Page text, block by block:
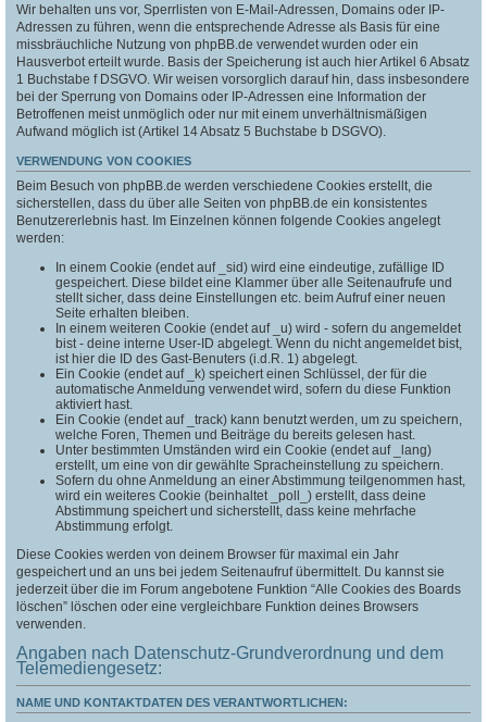
Wir behalten uns vor, Sperrlisten von E-Mail-Adressen, Domains oder IP-
Adressen zu führen, wenn die entsprechende Adresse als Basis für eine
missbräuchliche Nutzung von phpBB.de verwendet wurden oder ein
Hausverbot erteilt wurde. Basis der Speicherung ist auch hier Artikel 6 Absatz
1 Buchstabe f DSGVO. Wir weisen vorsorglich darauf hin, dass insbesondere
bei der Sperrung von Domains oder IP-Adressen eine Information der
Betroffenen meist unmöglich oder nur mit einem unverhältnismäßigen
Aufwand möglich ist (Artikel 14 Absatz 5 Buchstabe b DSGVO).
VERWENDUNG VON COOKIES
Beim Besuch von phpBB.de werden verschiedene Cookies erstellt, die
sicherstellen, dass du über alle Seiten von phpBB.de ein konsistentes
Benutzererlebnis hast. Im Einzelnen können folgende Cookies angelegt
werden:
In einem Cookie (endet auf _sid) wird eine eindeutige, zufällige ID
gespeichert. Diese bildet eine Klammer über alle Seitenaufrufe und
stellt sicher, dass deine Einstellungen etc. beim Aufruf einer neuen
Seite erhalten bleiben.
In einem weiteren Cookie (endet auf _u) wird - sofern du angemeldet
bist - deine interne User-ID abgelegt. Wenn du nicht angemeldet bist,
ist hier die ID des Gast-Benuters (i.d.R. 1) abgelegt.
Ein Cookie (endet auf _k) speichert einen Schlüssel, der für die
automatische Anmeldung verwendet wird, sofern du diese Funktion
aktiviert hast.
Ein Cookie (endet auf _track) kann benutzt werden, um zu speichern,
welche Foren, Themen und Beiträge du bereits gelesen hast.
Unter bestimmten Umständen wird ein Cookie (endet auf _lang)
erstellt, um eine von dir gewählte Spracheinstellung zu speichern.
Sofern du ohne Anmeldung an einer Abstimmung teilgenommen hast,
wird ein weiteres Cookie (beinhaltet _poll_) erstellt, dass deine
Abstimmung speichert und sicherstellt, dass keine mehrfache
Abstimmung erfolgt.
Diese Cookies werden von deinem Browser für maximal ein Jahr
gespeichert und an uns bei jedem Seitenaufruf übermittelt. Du kannst sie
jederzeit über die im Forum angebotene Funktion “Alle Cookies des Boards
löschen” löschen oder eine vergleichbare Funktion deines Browsers
verwenden.
Angaben nach Datenschutz-Grundverordnung und dem
Telemediengesetz:
NAME UND KONTAKTDATEN DES VERANTWORTLICHEN: